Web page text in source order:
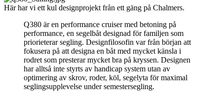
Här har vi ett kul designprojekt från ett gäng på Chalmers.
Q380 är en performance cruiser med betoning på
performance, en segelbåt designad för familjen som
priorieterar segling. Designfilosofin var från början att
fokusera på att designa en båt med mycket känsla i
rodret som presterar mycket bra på kryssen. Designen
har alltså inte styrts av handicap system utan av
optimering av skrov, roder, köl, segelyta för maximal
seglingsupplevelse under semestersegling.